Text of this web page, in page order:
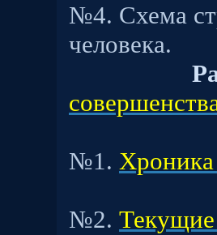
№4. Схема
человека.
№1.
№2.